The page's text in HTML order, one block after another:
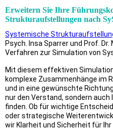
Erweitern Sie Ihre
Strukturaufstellungen nach
Systemische
Psych. Insa Sparrer und Prof.
Verfahren zur Simulation von
Mit diesem effektiven
komplexe Zusammenhänge im
und in eine gewünschte
nur den Verstand, sondern auch
finden. Ob für wichtige
oder strategische
wir Klarheit und Sicherheit für Ihr